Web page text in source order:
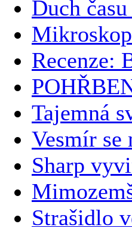
Duch
Recenze:
Tajemná
Vesmír se
Sharp
Strašidlo